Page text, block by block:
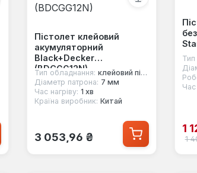
Пістолет клейовий
акумуляторний
Black+Decker
(BDCGG12N)
Тип обладнання: клейовий пістолет
Діаметр патрона: 7 мм
Час нагріву: 1 хв
Країна виробник: Китай
Звичайна ціна:
3 053,96 ₴
Час
1
1